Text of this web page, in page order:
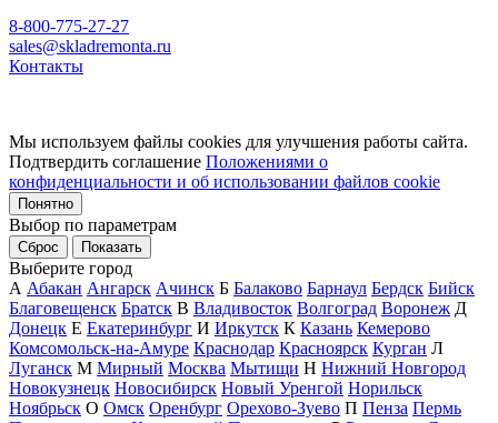
8-800-775-27-27
sales@skladremonta.ru
Контакты
Мы используем файлы cookies для улучшения работы сайта.
Подтвердить соглашение Положениями о
конфиденциальности и об использовании файлов cookie
Понятно
Выбор по параметрам
Сброс Показать
Выберите город
А Абакан Ангарск Ачинск Б Балаково Барнаул Бердск Бийск
Благовещенск Братск В Владивосток Волгоград Воронеж Д
Донецк Е Екатеринбург И Иркутск К Казань Кемерово
Комсомольск-на-Амуре Краснодар Красноярск Курган Л
Луганск М Мирный Москва Мытищи Н Нижний Новгород
Новокузнецк Новосибирск Новый Уренгой Норильск
Ноябрьск О Омск Оренбург Орехово-Зуево П Пенза Пермь